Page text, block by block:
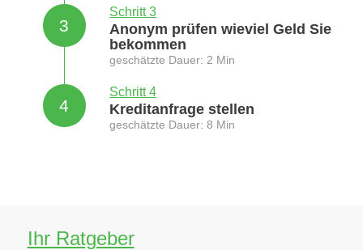
3
Schritt 3
Anonym prüfen wieviel Geld Sie
bekommen
geschätzte Dauer: 2 Min
4
Schritt 4
Kreditanfrage stellen
geschätzte Dauer: 8 Min
Ihr Ratgeber